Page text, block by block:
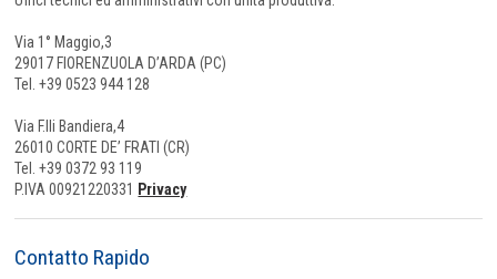
Via 1° Maggio,3
29017 FIORENZUOLA D’ARDA (PC)
Tel. +39 0523 944 128
Via F.lli Bandiera,4
26010 CORTE DE’ FRATI (CR)
Tel. +39 0372 93 119
P.IVA 00921220331 Privacy
Contatto Rapido